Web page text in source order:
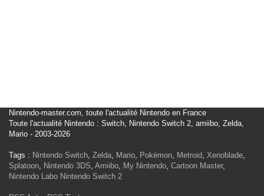
Nintendo-master.com, toute l'actualité Nintendo en France
Toute l'actualité Nintendo : Switch, Nintendo Switch 2, amiibo, Zelda,
Mario - 2003-2026
Tags : Nintendo Switch, Zelda, Mario, Pokémon, Metroid, Xenoblade,
Splatoon, Nintendo 3DS, Amiibo, My Nintendo, Cartoon Master,
Nintendo Labo Nintendo Switch 2